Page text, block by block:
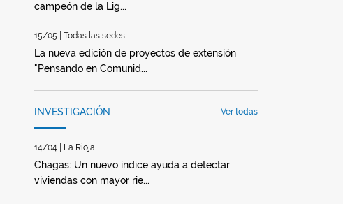
campeón de la Lig...
15/05 | Todas las sedes
La nueva edición de proyectos de extensión
"Pensando en Comunid...
INVESTIGACIÓN Ver todas
14/04 | La Rioja
Chagas: Un nuevo índice ayuda a detectar
viviendas con mayor rie...